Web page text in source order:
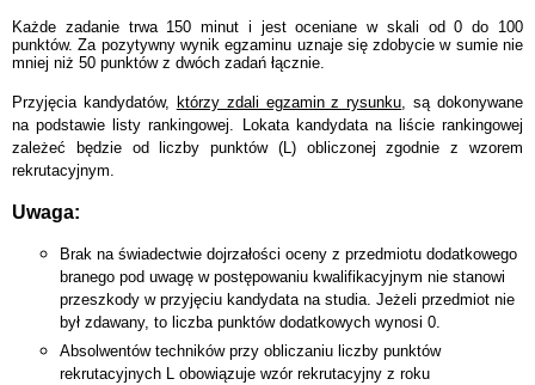
Każde zadanie trwa 150 minut i jest oceniane w skali od 0 do 100
punktów. Za pozytywny wynik egzaminu uznaje się zdobycie w sumie nie
mniej niż 50 punktów z dwóch zadań łącznie.
Przyjęcia kandydatów, którzy zdali egzamin z rysunku , są dokonywane
na podstawie listy rankingowej. Lokata kandydata na liście rankingowej
zależeć będzie od liczby punktów (L) obliczonej zgodnie z wzorem
rekrutacyjnym.
Uwaga:
Brak na świadectwie dojrzałości oceny z przedmiotu dodatkowego
branego pod uwagę w postępowaniu kwalifikacyjnym nie stanowi
przeszkody w przyjęciu kandydata na studia. Jeżeli przedmiot nie
był zdawany, to liczba punktów dodatkowych wynosi 0.
Absolwentów techników przy obliczaniu liczby punktów
rekrutacyjnych L obowiązuje wzór rekrutacyjny z roku